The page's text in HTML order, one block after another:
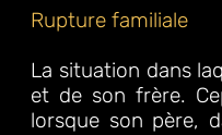
Rupture familiale
La situation dans
et de son frère.
lorsque son père,